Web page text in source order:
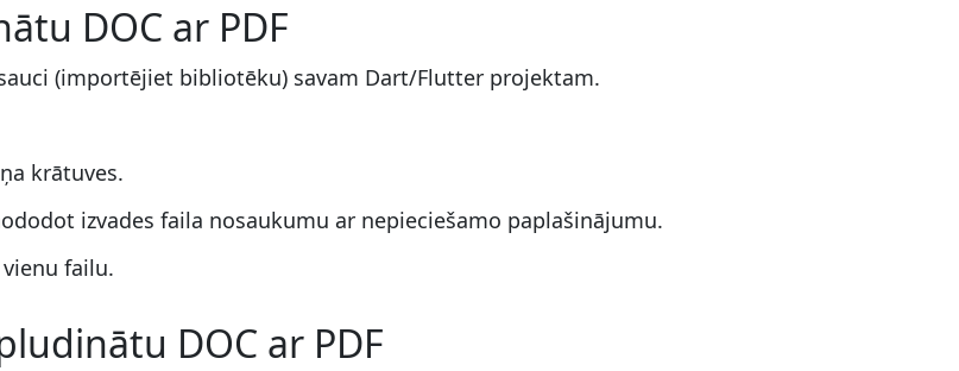
DOC ar PDF
(importējiet bibliotēku) savam Dart/Flutter projektam.
krātuves.
izvades faila nosaukumu ar nepieciešamo paplašinājumu.
failu.
DOC ar PDF